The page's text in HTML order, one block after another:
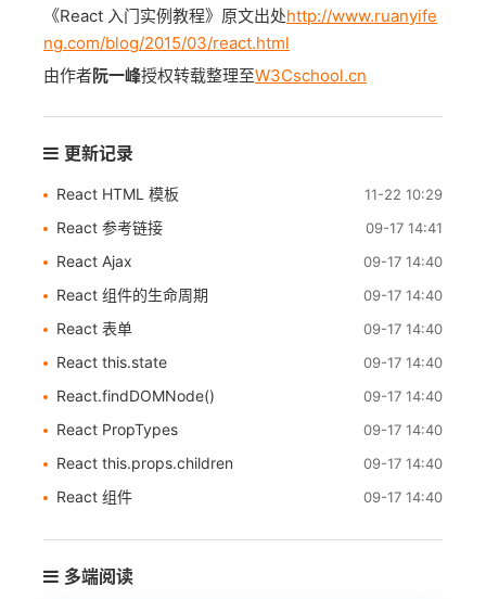
《React 入门实例教程》原文出处http://www.ruanyife
ng.com/blog/2015/03/react.html
由作者阮一峰授权转载整理至W3Cschool.cn
更新记录
React HTML 模板 11-22 10:29
React 参考链接 09-17 14:41
React Ajax 09-17 14:40
React 组件的生命周期 09-17 14:40
React 表单 09-17 14:40
React this.state 09-17 14:40
React.findDOMNode() 09-17 14:40
React PropTypes 09-17 14:40
React this.props.children 09-17 14:40
React 组件 09-17 14:40
多端阅读